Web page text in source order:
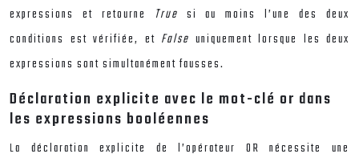
expressions et retourne True si au moins l’une des deux
conditions est vérifiée, et False uniquement lorsque les deux
expressions sont simultanément fausses.
Déclaration explicite avec le mot-clé or dans
les expressions booléennes
La déclaration explicite de l’opérateur OR nécessite une